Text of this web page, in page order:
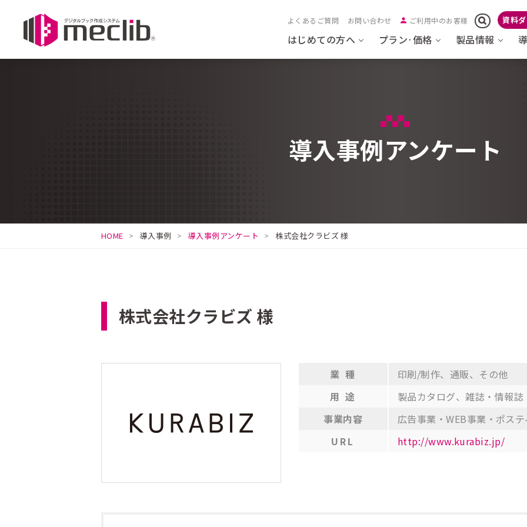
よくあるご質問 お問い合わせ ご利用中のお客様 資料
はじめての方へ プラン·価格 製品情報
導入事例アンケート
HOME 導入事例 導入事例アンケート 株式会社クラビズ 様
株式会社クラビズ 様
業 種 印刷/制作、 通販、 その他
用 途
製品カタログ、雑誌・情報誌
事業内容
広告事業・WEB事業・ポス
URL
http://www.kurabiz.jp/